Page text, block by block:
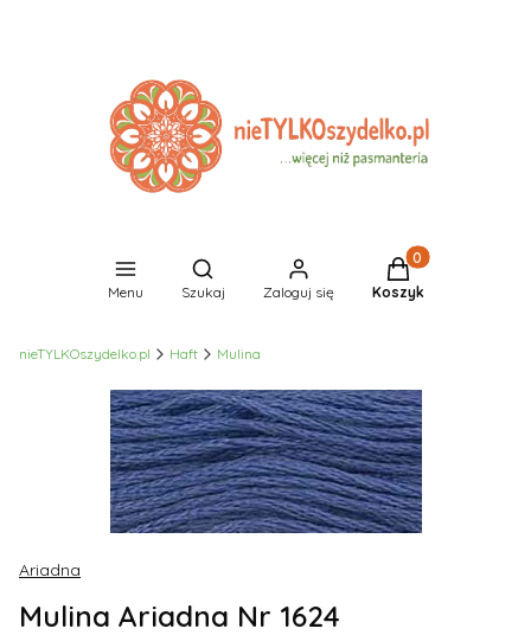
Menu
Otwórz wyszukiwarkę
Szukaj Zaloguj się
Produkty w
Koszyk
nieTYLKOszydelko.pl Haft Mulina
Ariadna
Mulina Ariadna Nr 1624